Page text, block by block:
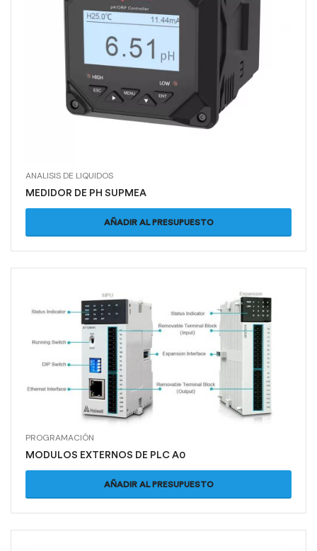
ANALISIS DE LIQUIDOS
MEDIDOR DE PH SUPMEA
AÑADIR AL PRESUPUESTO
PROGRAMACIÓN
MODULOS EXTERNOS DE PLC A0
AÑADIR AL PRESUPUESTO